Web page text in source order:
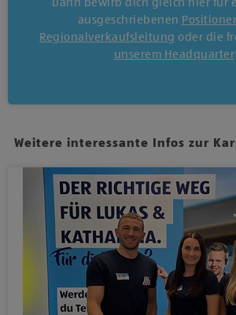
Dann bewirb dich gleich hier für
ausgeschriebenen
Regionalverkaufsleitung oder die
unserem Headquarter!
Weitere interessante Infos zur